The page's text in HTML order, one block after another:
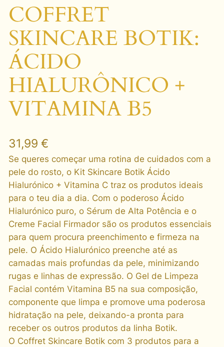
COFFRET
SKINCARE BOTIK:
ÁCIDO
HIALURÔNICO +
VITAMINA B5
31,99 €
Se queres começar uma rotina de cuidados com a
pele do rosto, o Kit Skincare Botik Ácido
Hialurónico + Vitamina C traz os produtos ideais
para o teu dia a dia. Com o poderoso Ácido
Hialurónico puro, o Sérum de Alta Potência e o
Creme Facial Firmador são os produtos essenciais
para quem procura preenchimento e firmeza na
pele. O Ácido Hialurónico preenche até as
camadas mais profundas da pele, minimizando
rugas e linhas de expressão. O Gel de Limpeza
Facial contém Vitamina B5 na sua composição,
componente que limpa e promove uma poderosa
hidratação na pele, deixando-a pronta para
receber os outros produtos da linha Botik.
O Coffret Skincare Botik com 3 produtos para a